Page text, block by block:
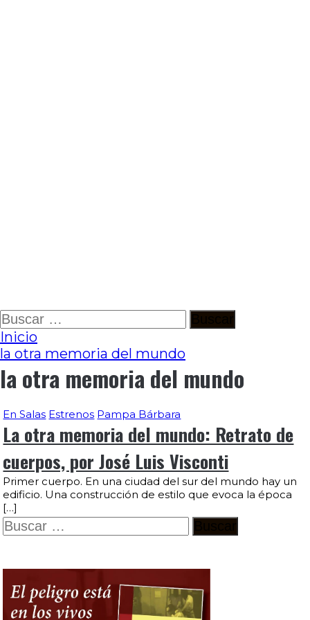
Ir
al
contenido
Buscar:
Inicio
la otra memoria del mundo
la otra memoria del mundo
En Salas Estrenos Pampa Bárbara
La otra memoria del mundo: Retrato de
cuerpos, por José Luis Visconti
Primer cuerpo. En una ciudad del sur del mundo hay un
edificio. Una construcción de estilo que evoca la época
[…]
Buscar: